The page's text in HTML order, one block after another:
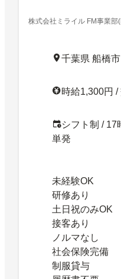
費支給履歴書&来
(FMN)／土日だけ
日どちらか1日で
交通費支給履歴
株式会社ミライル FM事業部
千葉県 船橋
時給1,300円
シフト制 / 17
単発
未経験OK
研修あり
土日祝のみOK
接客あり
ノルマなし
社会保険完備
制服貸与